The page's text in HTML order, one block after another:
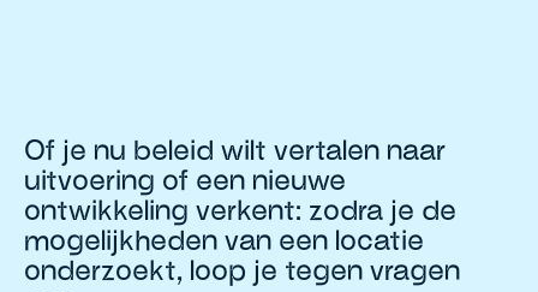
Of je nu beleid wilt vertalen naar
uitvoering of een nieuwe
ontwikkeling verkent: zodra je de
mogelijkheden van een locatie
onderzoekt, loop je tegen vragen